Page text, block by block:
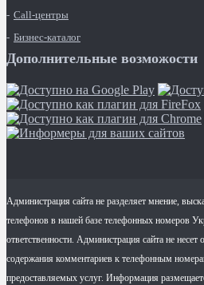
Call-центры
Бизнес-каталог
Дополнительные возможости
Администрация сайта не разделяет мнение,
телефонов в нашей базе телефонных номеров
ответственности. Администрация сайта не несет
содержания комментариев к телефонным
предоставляемых услуг. Информация